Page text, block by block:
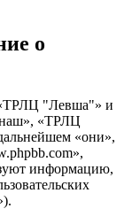
о
«ТРЛЦ "Левша"» и
«ТРЛЦ
«они»,
информацию,